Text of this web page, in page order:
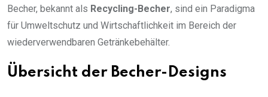
Becher, bekannt als Recycling-Becher, sind ein Paradigma
für Umweltschutz und Wirtschaftlichkeit im Bereich der
wiederverwendbaren Getränkebehälter.
Übersicht der Becher-Designs